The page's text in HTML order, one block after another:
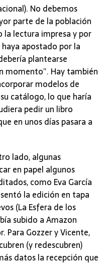
No debemos
parte de la población
lectura impresa y por
apostado por la
plantearse
momento”. Hay también
modelos de
catálogo, lo que haría
pedir un libro
en unos días pasara a
lado, algunas
en papel algunos
como Eva García
la edición en tapa
(La Esfera de los
subido a Amazon
Para Gozzer y Vicente,
(y redescubren)
datos la recepción que